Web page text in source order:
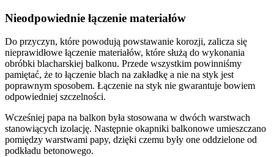
Nieodpowiednie łączenie materiałów
Do przyczyn, które powodują powstawanie korozji, zalicza się
nieprawidłowe łączenie materiałów, które służą do wykonania
obróbki blacharskiej balkonu. Przede wszystkim powinniśmy
pamiętać, że to łączenie blach na zakładkę a nie na styk jest
poprawnym sposobem. Łączenie na styk nie gwarantuje bowiem
odpowiedniej szczelności.
Wcześniej papa na balkon była stosowana w dwóch warstwach
stanowiących izolację. Następnie okapniki balkonowe umieszczano
pomiędzy warstwami papy, dzięki czemu były one oddzielone od
podkładu betonowego.